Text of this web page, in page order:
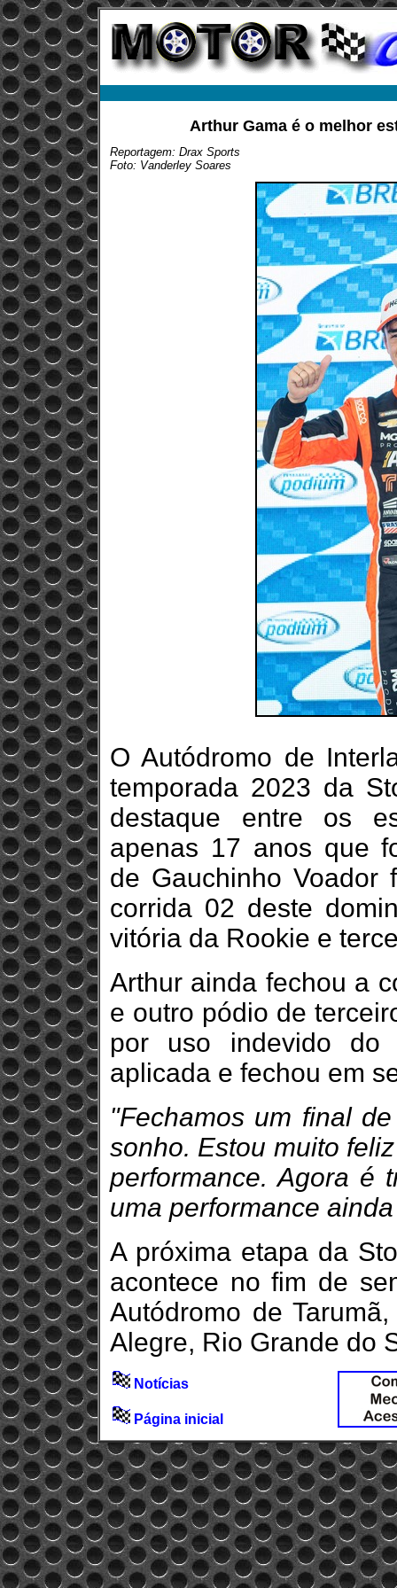
Arthur Gama é o melhor
Reportagem: Drax Sports
Foto: Vanderley Soares
O Autódromo de
temporada 2023 da
destaque entre os
apenas 17 anos que
de Gauchinho
corrida 02 deste
vitória da Rookie e
Arthur ainda fechou a
e outro pódio de
por uso indevido do
aplicada e fechou em
"Fechamos um final
sonho. Estou muito
performance. Agora é
uma performance
A próxima etapa da
acontece no fim de
Autódromo de
Alegre, Rio Grande do
Notícias
Página inicial